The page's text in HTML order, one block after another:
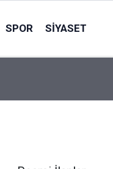
SPOR SIYASET